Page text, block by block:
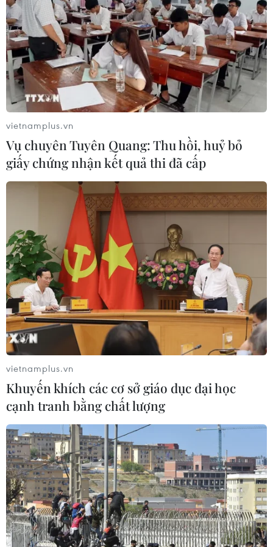
thống tên lửa phòng không S-400 tại Ấn Độ.
Ấn Độ quyết mua tên lửa S-400 của Nga
bất chấp cảnh báo từ Mỹ
01/10/2019 00:59
Ấn Độ tuyên bố thương vụ mua hệ thống tên lửa phòng
không của Nga là quyền tự do của quốc gia này và
không muốn bất cứ nước nào khuyên "nên mua hay
không nên mua" thứ gì của Nga hoặc Mỹ.
vietnamplus.vn
Vụ chuyên Tuyên Quang: Thu hồi, huỷ bỏ
giấy chứng nhận kết quả thi đã cấp
vietnamplus.vn
Khuyến khích các cơ sở giáo dục đại học
cạnh tranh bằng chất lượng